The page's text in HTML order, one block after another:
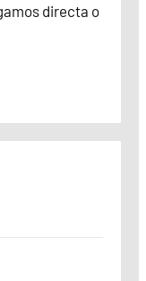
directa o